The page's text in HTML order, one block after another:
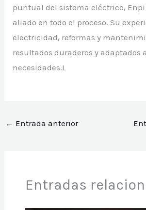
puntual del sistema eléctrico,
aliado en todo el proceso. Su
electricidad, reformas y
resultados duraderos y adaptados
necesidades.L
← Entrada anterior
Entradas